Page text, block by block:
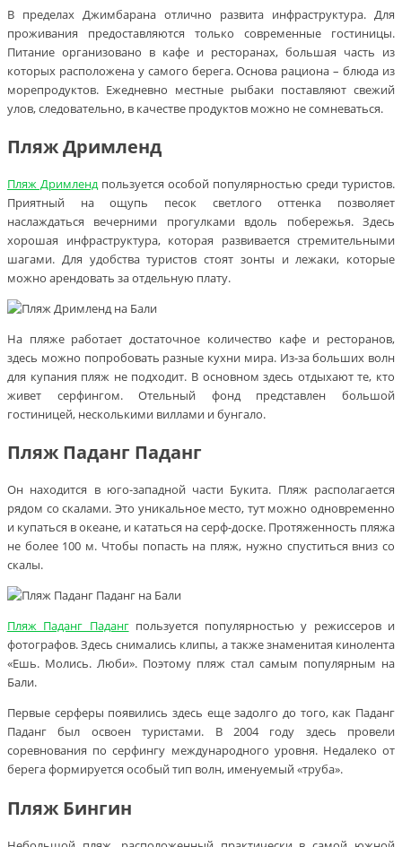
В пределах Джимбарана отлично развита инфраструктура. Для
проживания предоставляются только современные гостиницы.
Питание организовано в кафе и ресторанах, большая часть из
которых расположена у самого берега. Основа рациона – блюда из
морепродуктов. Ежедневно местные рыбаки поставляют свежий
улов, следовательно, в качестве продуктов можно не сомневаться.
Пляж Дримленд
Пляж Дримлендпользуется особой популярностью среди туристов.
Приятный на ощупь песок светлого оттенка позволяет
наслаждаться вечерними прогулками вдоль побережья. Здесь
хорошая инфраструктура, которая развивается стремительными
шагами. Для удобства туристов стоят зонты и лежаки, которые
можно арендовать за отдельную плату.
На пляже работает достаточное количество кафе и ресторанов,
здесь можно попробовать разные кухни мира. Из-за больших волн
для купания пляж не подходит. В основном здесь отдыхают те, кто
живет серфингом. Отельный фонд представлен большой
гостиницей, несколькими виллами и бунгало.
Пляж Паданг Паданг
Он находится в юго-западной части Букита. Пляж располагается
рядом со скалами. Это уникальное место, тут можно одновременно
и купаться в океане, и кататься на серф-доске. Протяженность пляжа
не более 100 м. Чтобы попасть на пляж, нужно спуститься вниз со
скалы.
Пляж Паданг Падангпользуется популярностью у режиссеров и
фотографов. Здесь снимались клипы, а также знаменитая кинолента
«Ешь. Молись. Люби». Поэтому пляж стал самым популярным на
Бали.
Первые серферы появились здесь еще задолго до того, как Паданг
Паданг был освоен туристами. В 2004 году здесь провели
соревнования по серфингу международного уровня. Недалеко от
берега формируется особый тип волн, именуемый «труба».
Пляж Бингин